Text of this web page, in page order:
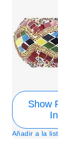
Show
Añadir a la